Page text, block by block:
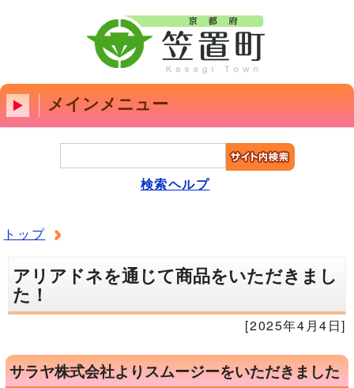
メインメニュー
検索ヘルプ
トップ
アリアドネを通じて商品をいただきまし
た！
[2025年4月4日]
サラヤ株式会社よりスムージーをいただきました